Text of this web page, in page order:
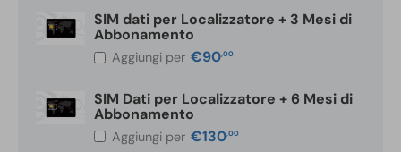
SIM dati per Localizzatore + 3 Mesi di
Abbonamento
Aggiungi per €90,00
SIM Dati per Localizzatore + 6 Mesi di
Abbonamento
Aggiungi per €130,00